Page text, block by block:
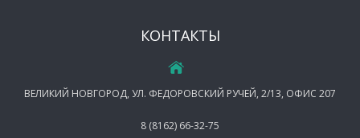
КОНТАКТЫ
ВЕЛИКИЙ НОВГОРОД, УЛ. ФЕДОРОВСКИЙ РУЧЕЙ, 2/13, ОФИС 207
8 (8162) 66-32-75